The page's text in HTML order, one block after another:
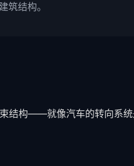
筑结构。
结构——就像汽车的转向系